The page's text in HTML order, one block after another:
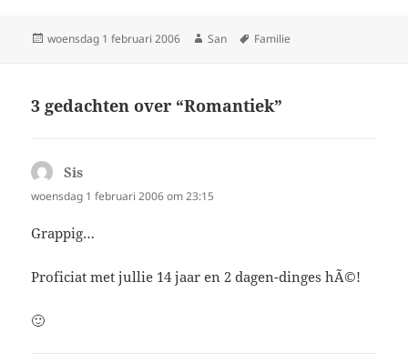
Geplaatst
woensdag 1 februari 2006 Auteur
San Tags
Familie
3 gedachten over “Romantiek”
Sis
woensdag 1 februari 2006 om 23:15
Grappig…
Proficiat met jullie 14 jaar en 2 dagen-dinges hÃ©!
🙂